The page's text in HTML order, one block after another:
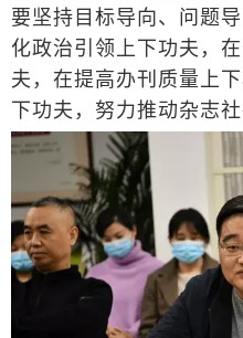
要坚持目标导向、问题
化政治引领上下功夫，
夫，在提高办刊质量上
下功夫，努力推动杂志